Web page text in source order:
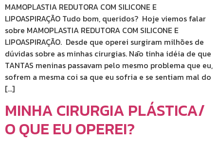
MAMOPLASTIA REDUTORA COM SILICONE E
LIPOASPIRAÇÃO Tudo bom, queridos? Hoje viemos falar
sobre MAMOPLASTIA REDUTORA COM SILICONE E
LIPOASPIRAÇÃO. Desde que operei surgiram milhões de
dúvidas sobre as minhas cirurgias. Nāo tinha idéia de que
TANTAS meninas passavam pelo mesmo problema que eu,
sofrem a mesma coi sa que eu sofria e se sentiam mal do
[…]
MINHA CIRURGIA PLÁSTICA/
O QUE EU OPEREI?